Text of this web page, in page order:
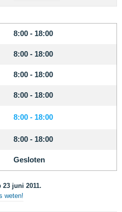
8:00 - 18:00
8:00 - 18:00
8:00 - 18:00
8:00 - 18:00
8:00 - 18:00
8:00 - 18:00
Gesloten
23 juni 2011.
weten!